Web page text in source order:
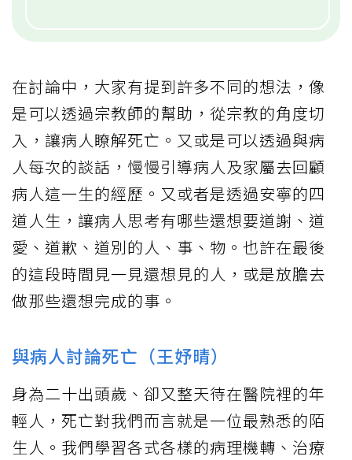
在討論中，大家有提到許多不同的想法，像
是可以透過宗教師的幫助，從宗教的角度切
入，讓病人瞭解死亡。又或是可以透過與病
人每次的談話，慢慢引導病人及家屬去回顧
病人這一生的經歷。又或者是透過安寧的四
道人生，讓病人思考有哪些還想要道謝、道
愛、道歉、道別的人、事、物。也許在最後
的這段時間見一見還想見的人，或是放膽去
做那些還想完成的事。
與病人討論死亡（王妤晴）
身為二十出頭歲、卻又整天待在醫院裡的年
輕人，死亡對我們而言就是一位最熟悉的陌
生人。我們學習各式各樣的病理機轉、治療